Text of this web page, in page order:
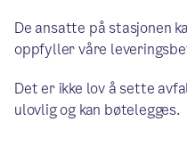
De ansatte på stasjonen
oppfyller våre
Det er ikke lov å sette
ulovlig og kan bøtelegges.